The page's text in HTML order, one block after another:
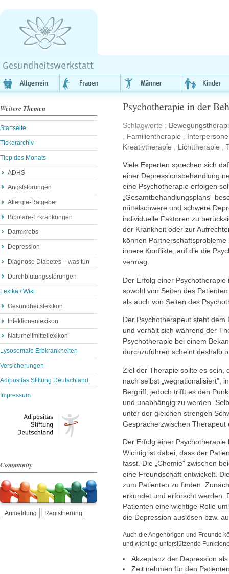
Weitere Themen
Startseite
Tickerarchiv
Tipp des Monats
ADHS
Angststörungen
Allergie-Ratgeber
Bipolare-Erkrankungen
Darmkrebs
Depression
Diagnose Diabetes – was tun
Durchblutungsstörungen
Lexika / Wiki
Gesundheitslexikon
Infektionenlexikon
Naturheilmittellexikon
Lysosomale Erbkrankheiten
Versicherungen
Adipositas Stiftung Deutschland
Impressum
Community
Anmeldung Registrierung
Psychotherapie in der
Schlagworte :
Familientherapie
Kreativtherapie
Lichttherapie
Viele Experten sprechen sich
einer Depressionsbehandlung
eine Psychotherapie erfolgen
„Gesamtbehandlungsplans”
mittelschwere und schwere
individuelle Faktoren zu
der Krankheit oder zur
können
innere Konflikte, auf die die
vermag.
Der Erfolg einer
sowohl von Seiten des
als auch von Seiten des
Der Psychotherapeut steht
und verhält sich während der
Psychotherapie bei einem
durchzuführen scheint deshalb
Ziel der Therapie sollte es sein,
nach selbst „wegrationalisiert”,
Bergriff, jedoch trifft es den
und unabhängig zu werden.
unter der gleichen strengen
Gespräche zwischen
Der Erfolg einer
Wichtig ist dabei, dass der
fasst. Die „Chemie” zwischen
eine Freundschaft entwickelt.
zum Patienten zu finden
erkundet und erforscht werden.
Patienten eine wichtige Rolle
die Depression auslösen bzw.
Auch die Angehörigen und Freunde
und wichtige unterstützende
Akzeptanz der Depression
Zeit nehmen für den